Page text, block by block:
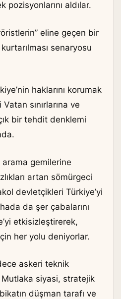
pozisyonlarını aldılar.
eline geçen bir
senaryosu
haklarını korumak
sınırlarına ve
bir tehdit denklemi
arama gemilerine
artan sömürgeci
devletçikleri Türkiye’yi
da şer çabalarını
etkisizleştirerek,
her yolu deniyorlar.
askeri teknik
Mutlaka siyasi, stratejik
düşman tarafı ve